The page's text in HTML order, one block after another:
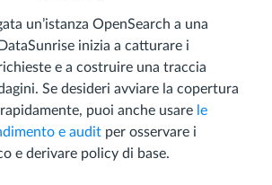
un’istanza OpenSearch a una
inizia a catturare i
e a costruire una traccia
Se desideri avviare la copertura
puoi anche usare le
e audit per osservare i
e derivare policy di base.